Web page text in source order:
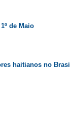
de Maio
haitianos no Brasil